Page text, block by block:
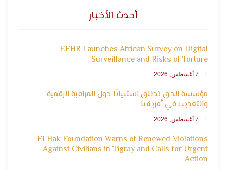
أحدث الأخبار
EFHR Launches African Survey on Digital
Surveillance and Risks of Torture
مؤسسة الحق تطلق استبيانًا حول المراقبة الرقمية
والتعذيب في أفريقيا
El Hak Foundation Warns of Renewed Violations
Against Civilians in Tigray and Calls for Urgent
Action